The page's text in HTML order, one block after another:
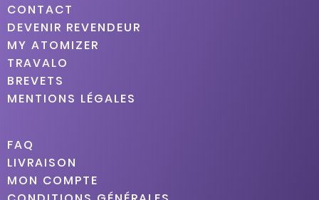
CONTACT
DEVENIR REVENDEUR
MY ATOMIZER
TRAVALO
BREVETS
MENTIONS LÉGALES
FAQ
LIVRAISON
MON COMPTE